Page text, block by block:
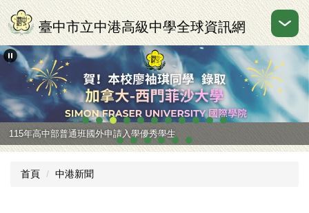
跳
到
主
要
區
臺中市立中港高級中學全球資訊網
115年高中部普通班國外申請入學優秀學生
首頁 中港新聞